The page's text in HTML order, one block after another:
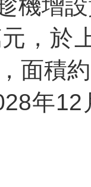
機增
元，
面積
年